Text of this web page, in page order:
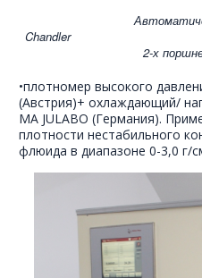
Chandler
2-х
•плотномер высокого
(Австрия)+ охлаждающий/
MA JULABO (Германия).
плотности нестабильного
флюида в диапазоне 0-3,0 г/